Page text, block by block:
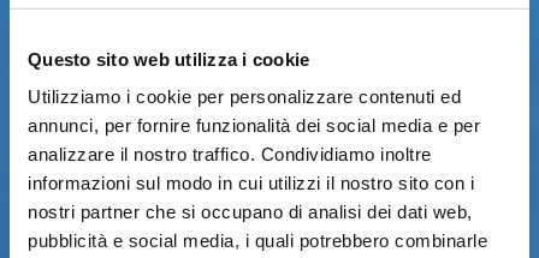
Questo sito web utilizza i cookie
Utilizziamo i cookie per personalizzare contenuti ed
annunci, per fornire funzionalità dei social media e per
analizzare il nostro traffico. Condividiamo inoltre
informazioni sul modo in cui utilizzi il nostro sito con i
nostri partner che si occupano di analisi dei dati web,
pubblicità e social media, i quali potrebbero combinarle